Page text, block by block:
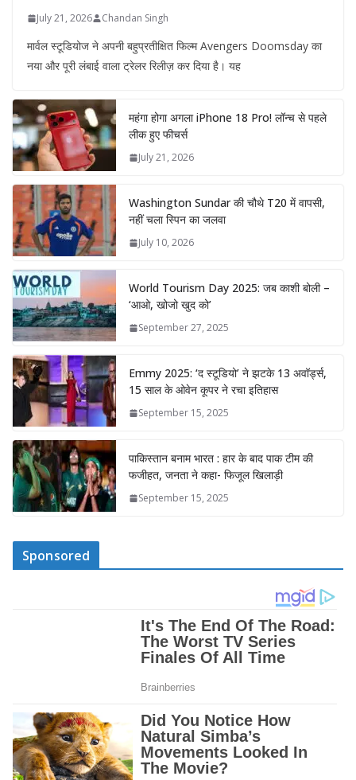
July 21, 2026 Chandan Singh
मार्वल स्टूडियोज ने अपनी बहुप्रतीक्षित फिल्म Avengers Doomsday का
नया और पूरी लंबाई वाला ट्रेलर रिलीज़ कर दिया है। यह
महंगा होगा अगला iPhone 18 Pro! लॉन्च से पहले
लीक हुए फीचर्स
July 21, 2026
Washington Sundar की चौथे T20 में वापसी,
नहीं चला स्पिन का जलवा
July 10, 2026
World Tourism Day 2025: जब काशी बोली –
‘आओ, खोजो खुद को’
September 27, 2025
Emmy 2025: ‘द स्टूडियो’ ने झटके 13 अवॉर्ड्स,
15 साल के ओवेन कूपर ने रचा इतिहास
September 15, 2025
पाकिस्तान बनाम भारत : हार के बाद पाक टीम की
फजीहत, जनता ने कहा- फिजूल खिलाड़ी
September 15, 2025
Sponsored